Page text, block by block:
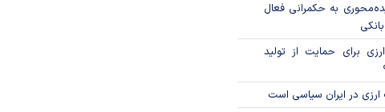
به حکمرانی فعال
برای حمایت از تولید
ارزی در ایران سیاسی است